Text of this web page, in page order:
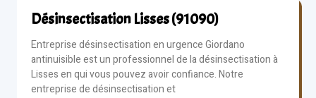
Désinsectisation Lisses (91090)
Entreprise désinsectisation en urgence Giordano
antinuisible est un professionnel de la désinsectisation à
Lisses en qui vous pouvez avoir confiance. Notre
entreprise de désinsectisation et